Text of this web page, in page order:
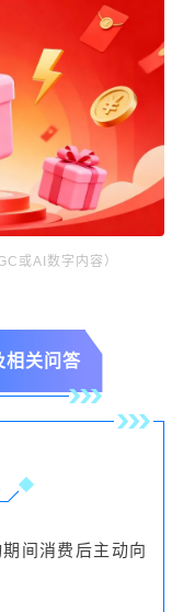
或AI数字内容）
相关问答
间消费后主动向